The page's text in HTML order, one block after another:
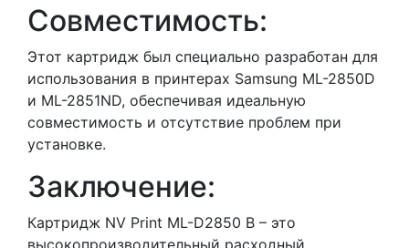
Совместимость:
Этот картридж был специально разработан для
использования в принтерах Samsung ML-2850D
и ML-2851ND, обеспечивая идеальную
совместимость и отсутствие проблем при
установке.
Заключение:
Картридж NV Print ML-D2850 B – это